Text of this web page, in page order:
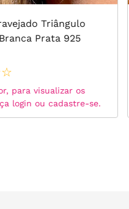
Triângulo
Prata 925
☆
para visualizar os
login ou cadastre-se.